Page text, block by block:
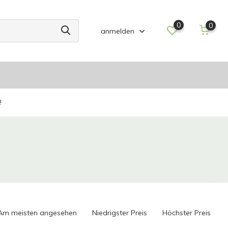
anmelden
0 0
meisten angesehen Niedrigster Preis Höchster Preis